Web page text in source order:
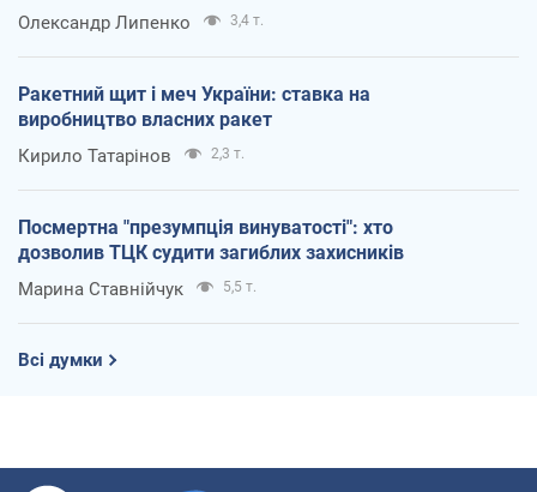
Олександр Липенко 3,4 т.
Ракетний щит і меч України: ставка на
виробництво власних ракет
Кирило Татарінов 2,3 т.
Посмертна "презумпція винуватості": хто
дозволив ТЦК судити загиблих захисників
Марина Ставнійчук 5,5 т.
Всі думки